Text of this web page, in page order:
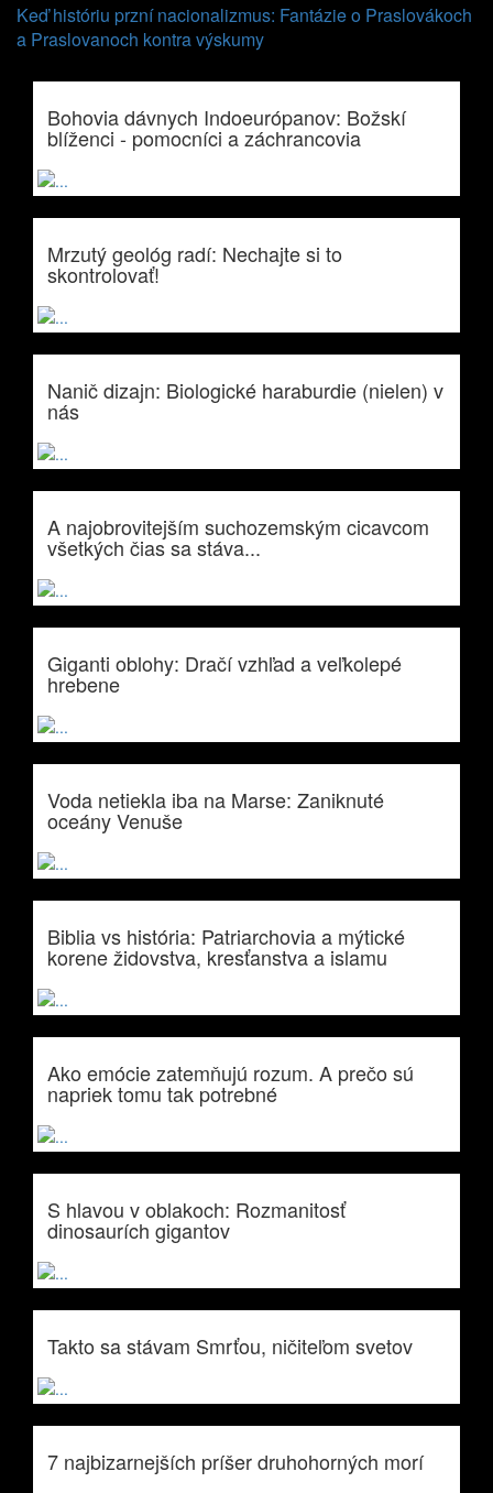
Keď históriu przní nacionalizmus: Fantázie o Praslovákoch
a Praslovanoch kontra výskumy
Bohovia dávnych Indoeurópanov: Božskí
blíženci - pomocníci a záchrancovia
Mrzutý geológ radí: Nechajte si to
skontrolovať!
Nanič dizajn: Biologické haraburdie (nielen) v
nás
A najobrovitejším suchozemským cicavcom
všetkých čias sa stáva...
Giganti oblohy: Dračí vzhľad a veľkolepé
hrebene
Voda netiekla iba na Marse: Zaniknuté
oceány Venuše
Biblia vs história: Patriarchovia a mýtické
korene židovstva, kresťanstva a islamu
Ako emócie zatemňujú rozum. A prečo sú
napriek tomu tak potrebné
S hlavou v oblakoch: Rozmanitosť
dinosaurích gigantov
Takto sa stávam Smrťou, ničiteľom svetov
7 najbizarnejších príšer druhohorných morí